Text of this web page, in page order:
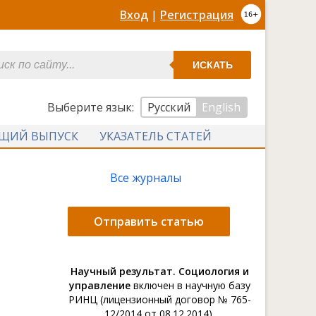
Вход | Регистрация
ИСКАТЬ
Выберите язык: Русский
English
ВЫПУСК
УКАЗАТЕЛЬ СТАТЕЙ
Все журналы
Отправить статью
Научный результат. Социология и
управлениевключен в научную базу
РИНЦ (лицензионный договор № 765-